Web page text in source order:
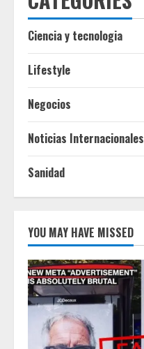
Ciencia y tecnologia
Lifestyle
Negocios
Noticias Internacionales
Sanidad
YOU MAY HAVE MISSED